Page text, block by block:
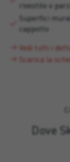
rivestite o
Superfici
cappotto
Vedi tutti i
Scarica la
Dove